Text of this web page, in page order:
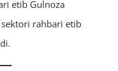
etib Gulnoza
rahbari etib